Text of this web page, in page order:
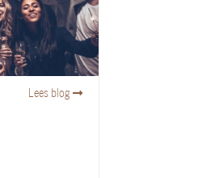
Lees blog